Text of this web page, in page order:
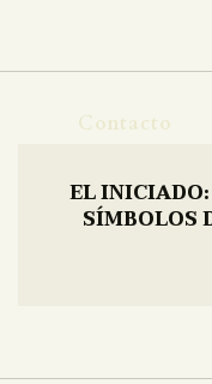
Contacto
EL
SÍMBOLOS